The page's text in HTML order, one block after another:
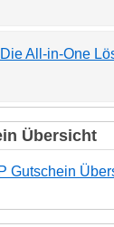
All-in-One
Übersicht
Gutschein